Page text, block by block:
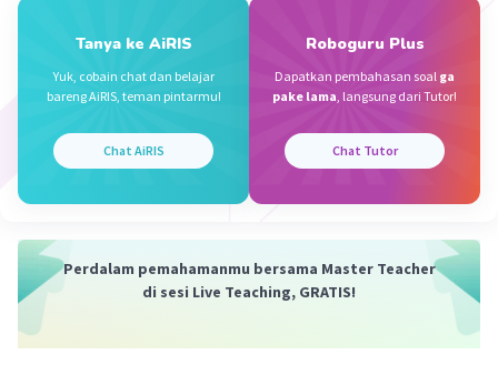
Beri Rating·0.0 Balas
Tanya ke AiRIS
Yuk, cobain chat dan belajar
bareng AiRIS, teman pintarmu!
Chat AiRIS
Roboguru Plus
Dapatkan pembahasan soal ga
pake lama, langsung dari Tutor!
Chat Tutor
Perdalam pemahamanmu bersama Master Teacher
di sesi Live Teaching, GRATIS!